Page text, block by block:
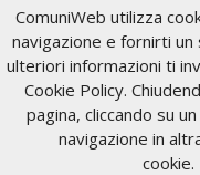
ComuniWeb utilizza
navigazione e fornirti
ulteriori informazioni ti
Cookie Policy.
pagina, cliccando su
navigazione in
cookie.